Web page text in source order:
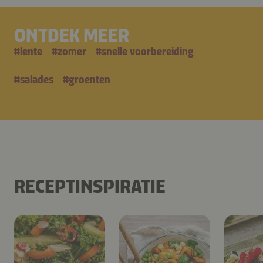
ONTDEK MEER
#lente #zomer #snelle voorbereiding
#salades #groenten
RECEPTINSPIRATIE